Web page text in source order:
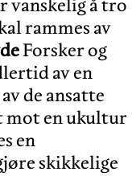
vanskelig å tro
rammes av
Forsker og
av en
de ansatte
mot en ukultur
en
skikkelige